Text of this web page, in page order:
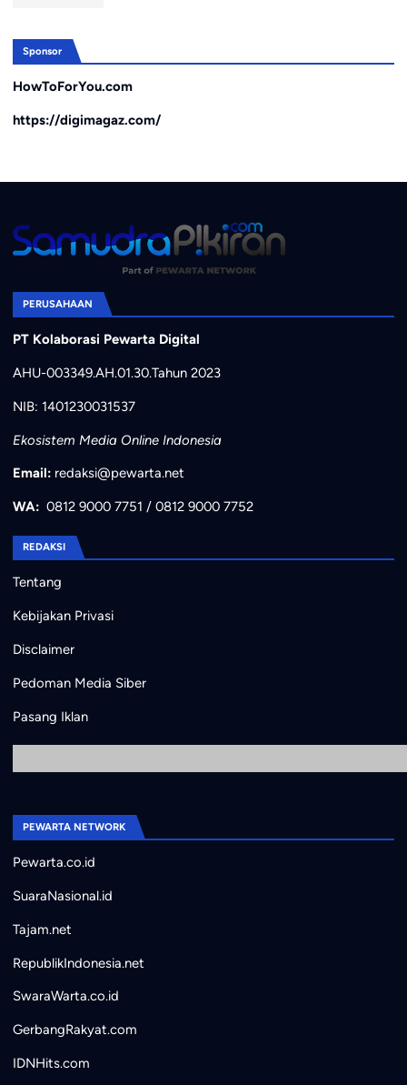
Sponsor
HowToForYou.com
https://digimagaz.com/
PERUSAHAAN
PT Kolaborasi Pewarta Digital
AHU-003349.AH.01.30.Tahun 2023
NIB: 1401230031537
Ekosistem Media Online Indonesia
Email: redaksi@pewarta.net
WA: 0812 9000 7751 / 0812 9000 7752
REDAKSI
Tentang
Kebijakan Privasi
Disclaimer
Pedoman Media Siber
Pasang Iklan
PEWARTA NETWORK
Pewarta.co.id
SuaraNasional.id
Tajam.net
RepublikIndonesia.net
SwaraWarta.co.id
GerbangRakyat.com
IDNHits.com